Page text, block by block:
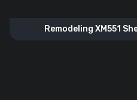
Remodeling XM551